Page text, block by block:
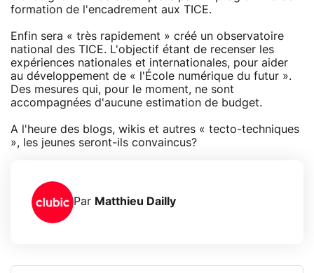
formation de l'encadrement aux TICE.
Enfin sera « très rapidement » créé un observatoire
national des TICE. L'objectif étant de recenser les
expériences nationales et internationales, pour aider
au développement de « l'École numérique du futur ».
Des mesures qui, pour le moment, ne sont
accompagnées d'aucune estimation de budget.
A l'heure des blogs, wikis et autres « tecto-techniques
», les jeunes seront-ils convaincus?
Par Matthieu Dailly